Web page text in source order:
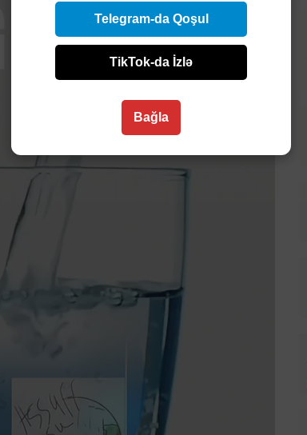
Telegram-da Qoşul
TikTok-da İzlə
Bağla